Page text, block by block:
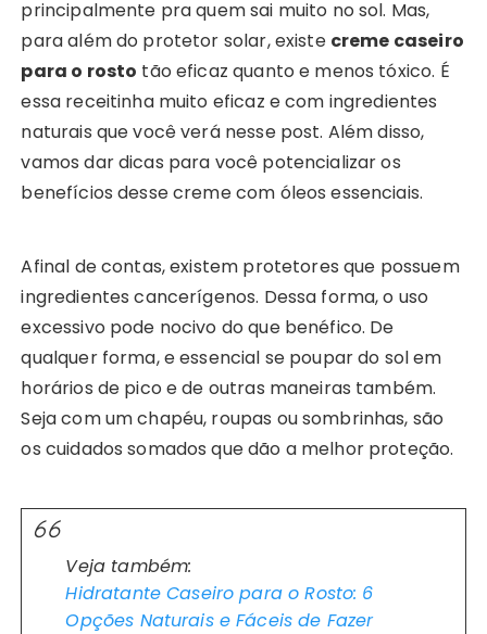
principalmente pra quem sai muito no sol. Mas,
para além do protetor solar, existe creme caseiro
para o rosto tão eficaz quanto e menos tóxico. É
essa receitinha muito eficaz e com ingredientes
naturais que você verá nesse post. Além disso,
vamos dar dicas para você potencializar os
benefícios desse creme com óleos essenciais.
Afinal de contas, existem protetores que possuem
ingredientes cancerígenos. Dessa forma, o uso
excessivo pode nocivo do que benéfico. De
qualquer forma, e essencial se poupar do sol em
horários de pico e de outras maneiras também.
Seja com um chapéu, roupas ou sombrinhas, são
os cuidados somados que dão a melhor proteção.
Veja também:
Hidratante Caseiro para o Rosto: 6
Opções Naturais e Fáceis de Fazer